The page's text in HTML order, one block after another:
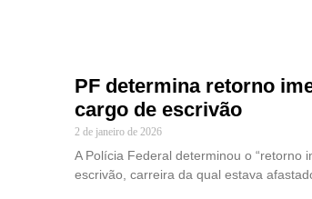
PF determina retorno
cargo de escrivão
2 de janeiro de 2026
A Polícia Federal determinou o “retorno
escrivão, carreira da qual estava